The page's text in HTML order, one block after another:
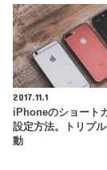
2017.11.1
iPhoneのショート
設定方法。トリプ
動